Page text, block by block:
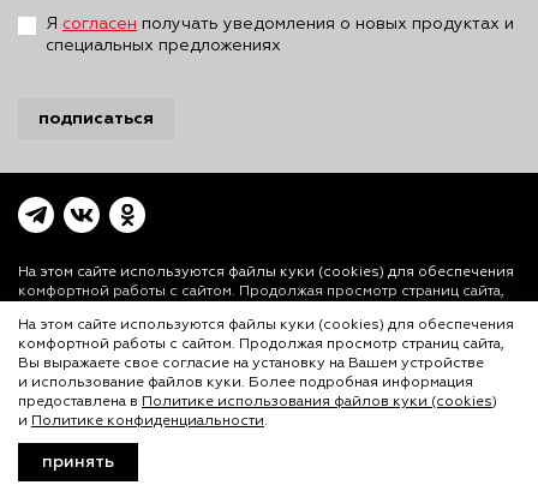
Я согласен получать уведомления о новых продуктах и
специальных предложениях
подписаться
На этом сайте используются файлы куки (cookies) для обеспечения
комфортной работы с сайтом. Продолжая просмотр страниц сайта,
использование файлов куки. Более подробная информация
предоставлена вПолитике использования файлов куки (cookies)и
Политике конфиденциальности.
© ООО «Лигал Академия» 2016-2026.
Любое использование объектов сайта допускается
только с согласия ООО «Лигал Академия».
На этом сайте используются файлы куки (cookies) для обеспечения
комфортной работы с сайтом. Продолжая просмотр страниц сайта,
Вы выражаете свое согласие на установку на Вашем устройстве
и использование файлов куки. Более подробная информация
предоставлена в Политике использования файлов куки (cookies)
и Политике конфиденциальности.
принять